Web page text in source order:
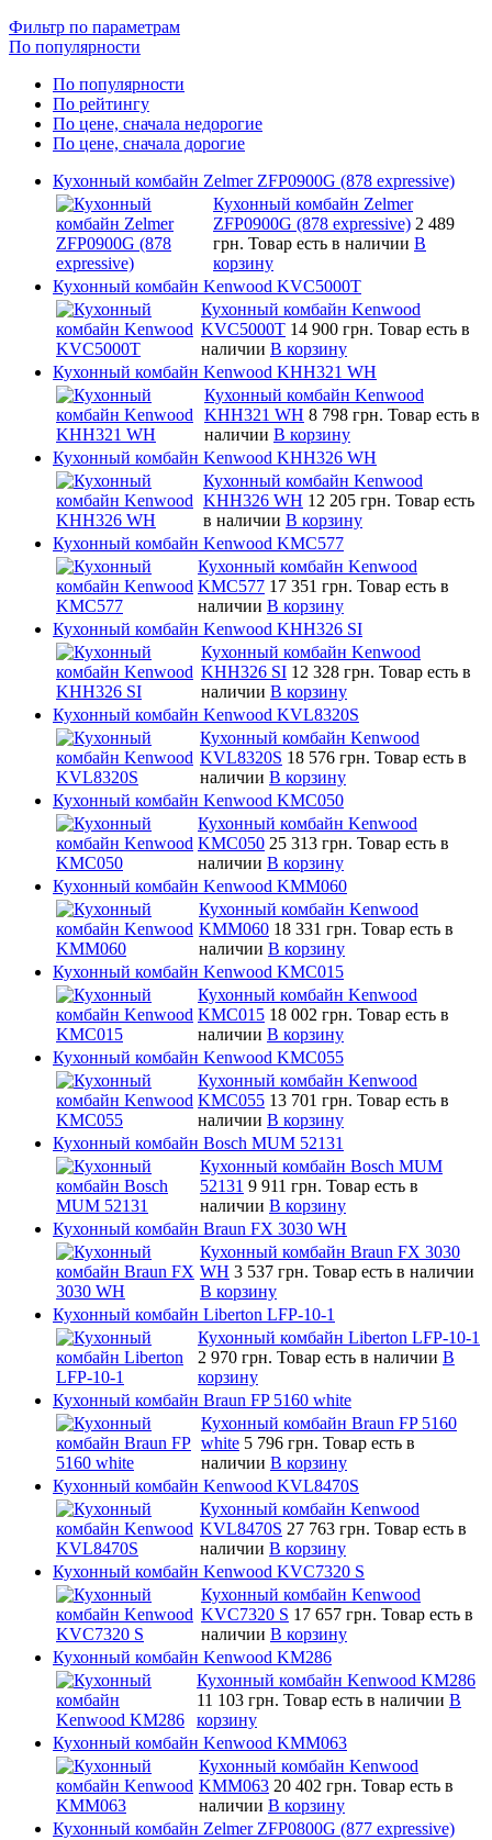
Фильтр по параметрам
По популярности
По популярности
По рейтингу
По цене, сначала недорогие
По цене, сначала дорогие
Кухонный комбайн Zelmer ZFP0900G (878 expressive)
Кухонный комбайн Zelmer
ZFP0900G (878 expressive) 2 489
грн. Товар есть в наличии В
корзину
Кухонный комбайн Kenwood KVC5000T
Кухонный комбайн Kenwood
KVC5000T 14 900 грн. Товар есть в
наличии В корзину
Кухонный комбайн Kenwood KHH321 WH
Кухонный комбайн Kenwood
KHH321 WH 8 798 грн. Товар есть в
наличии В корзину
Кухонный комбайн Kenwood KHH326 WH
Кухонный комбайн Kenwood
KHH326 WH 12 205 грн. Товар есть
в наличии В корзину
Кухонный комбайн Kenwood KMC577
Кухонный комбайн Kenwood
KMC577 17 351 грн. Товар есть в
наличии В корзину
Кухонный комбайн Kenwood KHH326 SI
Кухонный комбайн Kenwood
KHH326 SI 12 328 грн. Товар есть в
наличии В корзину
Кухонный комбайн Kenwood KVL8320S
Кухонный комбайн Kenwood
KVL8320S 18 576 грн. Товар есть в
наличии В корзину
Кухонный комбайн Kenwood KMC050
Кухонный комбайн Kenwood
KMC050 25 313 грн. Товар есть в
наличии В корзину
Кухонный комбайн Kenwood KMM060
Кухонный комбайн Kenwood
KMM060 18 331 грн. Товар есть в
наличии В корзину
Кухонный комбайн Kenwood KMC015
Кухонный комбайн Kenwood
KMC015 18 002 грн. Товар есть в
наличии В корзину
Кухонный комбайн Kenwood KMC055
Кухонный комбайн Kenwood
KMC055 13 701 грн. Товар есть в
наличии В корзину
Кухонный комбайн Bosch MUM 52131
Кухонный комбайн Bosch MUM
52131 9 911 грн. Товар есть в
наличии В корзину
Кухонный комбайн Braun FX 3030 WH
Кухонный комбайн Braun FX 3030
WH 3 537 грн. Товар есть в наличии
В корзину
Кухонный комбайн Liberton LFP-10-1
Кухонный комбайн Liberton LFP-10-1
2 970 грн. Товар есть в наличии В
корзину
Кухонный комбайн Braun FP 5160 white
Кухонный комбайн Braun FP 5160
white 5 796 грн. Товар есть в
наличии В корзину
Кухонный комбайн Kenwood KVL8470S
Кухонный комбайн Kenwood
KVL8470S 27 763 грн. Товар есть в
наличии В корзину
Кухонный комбайн Kenwood KVC7320 S
Кухонный комбайн Kenwood
KVC7320 S 17 657 грн. Товар есть в
наличии В корзину
Кухонный комбайн Kenwood KM286
Кухонный комбайн Kenwood KM286
11 103 грн. Товар есть в наличии В
корзину
Кухонный комбайн Kenwood KMM063
Кухонный комбайн Kenwood
KMM063 20 402 грн. Товар есть в
наличии В корзину
Кухонный комбайн Zelmer ZFP0800G (877 expressive)